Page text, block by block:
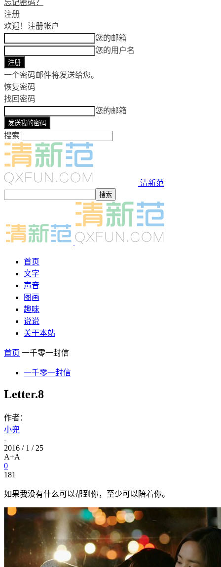
忘记密码？
注册
欢迎！ 注册帐户
您的邮箱
您的用户名
一个密码邮件将发送给您。
恢复密码
找回密码
您的邮箱
搜索
清新范
首页
文字
声音
图画
趣味
说说
关于本站
首页 一千零一封信
一千零一封信
Letter.8
作者：
小兜
-
2016 / 1 / 25
A+A
0
181
如果我没有什么可以帮到你，至少可以陪着你。